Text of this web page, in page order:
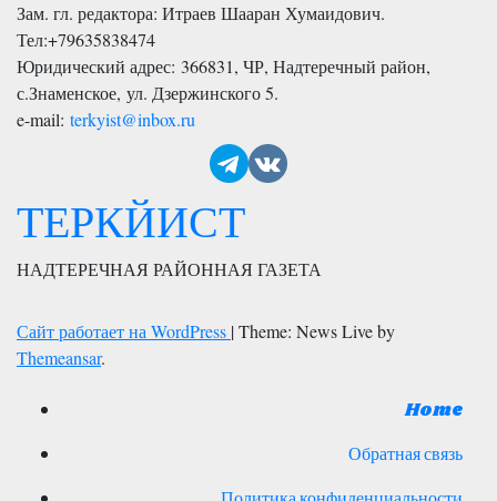
Зам. гл. редактора: Итраев Шааран Хумаидович.
Тел:+79635838474
Юридический адрес: 366831, ЧР, Надтеречный район,
с.Знаменское, ул. Дзержинского 5.
e-mail: terkyist@inbox.ru
ТЕРКЙИСТ
НАДТЕРЕЧНАЯ РАЙОННАЯ ГАЗЕТА
Сайт работает на WordPress |Theme: News Live by
Themeansar.
Home
Обратная связь